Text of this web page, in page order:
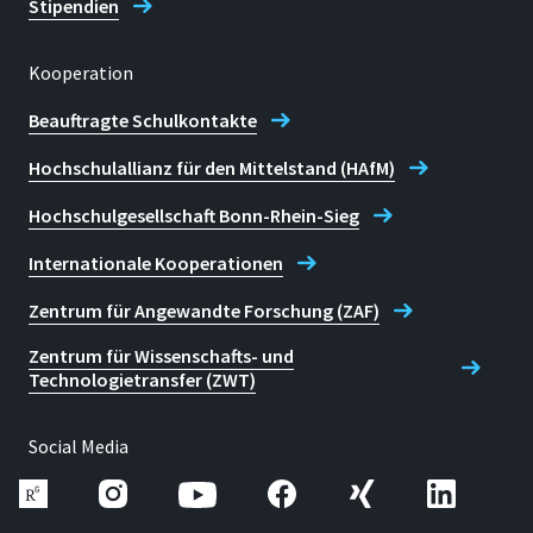
Stipendien
Kooperation
Beauftragte Schulkontakte
Hochschulallianz für den Mittelstand (HAfM)
Hochschulgesellschaft Bonn-Rhein-Sieg
Internationale Kooperationen
Zentrum für Angewandte Forschung (ZAF)
Zentrum für Wissenschafts- und
Technologietransfer (ZWT)
Social Media